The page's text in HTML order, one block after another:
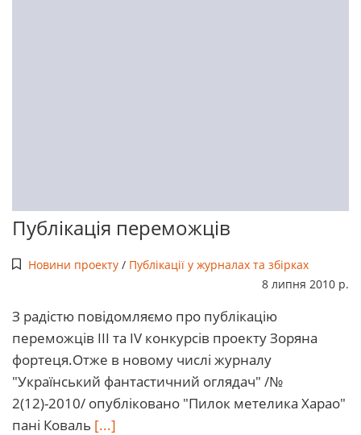
Публікація переможців
Новини проекту/ Публікації у журналах та збірках
8 липня 2010 р.
З радістю повідомляємо про публікацію
переможців III та IV конкурсів проекту Зоряна
фортеця.Отже в новому числі журналу
"Український фантастичний оглядач" /№
2(12)-2010/ опубліковано "Пилок метелика Харао"
пані Коваль [...]